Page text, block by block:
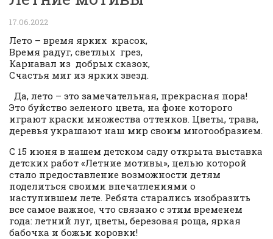
17.06.2022
Лето – время ярких красок,
Время радуг, светлых грез,
Карнавал из добрых сказок,
Счастья миг из ярких звезд.
Да, лето – это замечательная, прекрасная пора!
Это буйство зеленого цвета, на фоне которого
играют краски множества оттенков. Цветы, трава,
деревья украшают наш мир своим многообразием.
С 15 июня в нашем детском саду открыта выставка
детских работ «Летние мотивы», целью которой
стало предоставление возможности детям
поделиться своими впечатлениями о
наступившем лете. Ребята старались изобразить
все самое важное, что связано с этим временем
года: летний луг, цветы, березовая роща, яркая
бабочка и божьи коровки!